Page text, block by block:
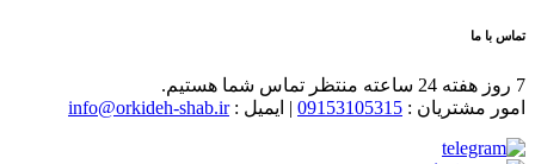
تماس با ما
7 روز هفته 24 ساعته منتظر تماس شما هستیم.
امور مشتریان : 09153105315 | ایمیل :info@orkideh-shab.ir